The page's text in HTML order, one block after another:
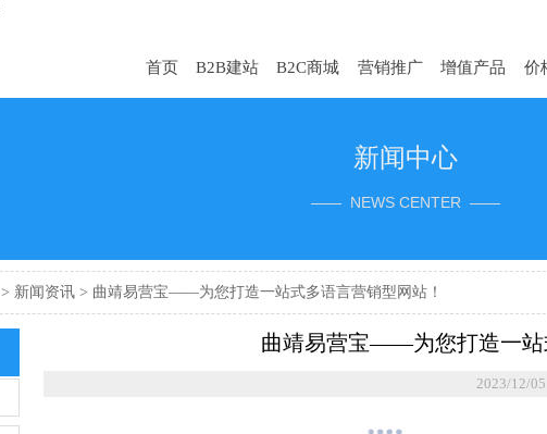
首页 B2B建站 B2C商城 营销推广 增值产品 价
新闻中心
—— NEWS CENTER ——
> 新闻资讯 > 曲靖易营宝——为您打造一站式多语言营销型网站！
曲靖易营宝——为您打造一站
2023/12/05